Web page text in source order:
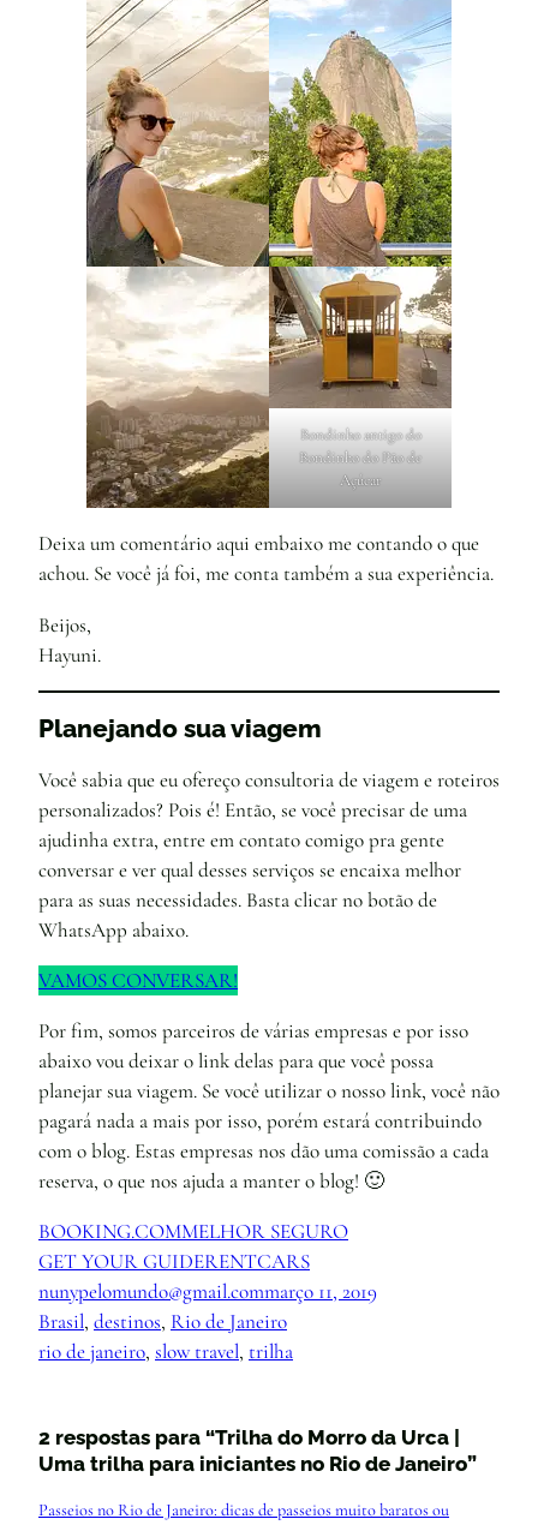
Bondinho antigo do
Bondinho do Pão de
Açúcar
Deixa um comentário aqui embaixo me contando o que
achou. Se você já foi, me conta também a sua experiência.
Beijos,
Hayuni.
Planejando sua viagem
Você sabia que eu ofereço consultoria de viagem e roteiros
personalizados? Pois é! Então, se você precisar de uma
ajudinha extra, entre em contato comigo pra gente
conversar e ver qual desses serviços se encaixa melhor
para as suas necessidades. Basta clicar no botão de
WhatsApp abaixo.
VAMOS CONVERSAR!
Por fim, somos parceiros de várias empresas e por isso
abaixo vou deixar o link delas para que você possa
planejar sua viagem. Se você utilizar o nosso link, você não
pagará nada a mais por isso, porém estará contribuindo
com o blog. Estas empresas nos dão uma comissão a cada
reserva, o que nos ajuda a manter o blog! 🙂
BOOKING.COMMELHOR SEGURO
GET YOUR GUIDERENTCARS
nunypelomundo@gmail.commarço 11, 2019
Brasil, destinos, Rio de Janeiro
rio de janeiro, slow travel, trilha
2 respostas para “Trilha do Morro da Urca |
Uma trilha para iniciantes no Rio de Janeiro”
Passeios no Rio de Janeiro: dicas de passeios muito baratos ou